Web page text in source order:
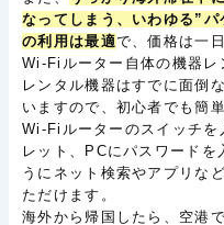
なってしまう、いわゆる”
の利用は最適で、価格は一
Wi-Fiルーター自体の機器レ
レンタル機器はすでに面倒
いますので、初心者でも簡
Wi-Fiルーターのスイッチを
レット、PCにパスワードを
うにネット検索やアプリな
ただけます。
海外から帰国したら、空港